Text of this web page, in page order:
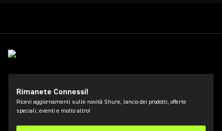
Rimanete Connessi!
Ricevi aggiornamenti sulle novità Shure, lancio dei prodotti, offerte
speciali, eventi e molto altro!